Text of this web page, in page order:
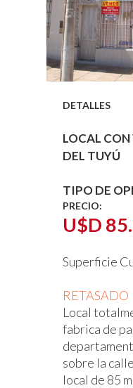
DETALLES
LOCAL
DEL TUYÚ
TIPO DE
PRECIO:
U$D
Superficie
RETASADO
Local
fabrica de
sobre la
local de 85